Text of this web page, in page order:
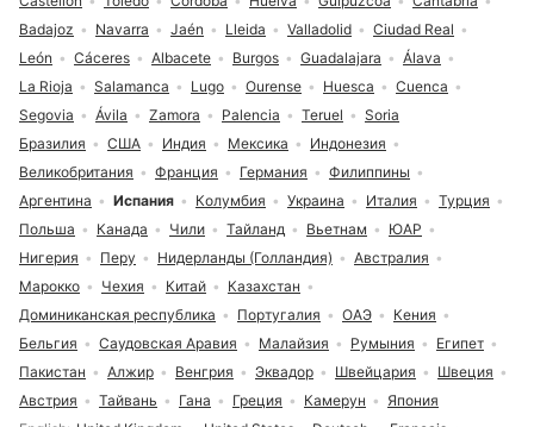
Бразилия США Индия Мексика
Индонезия
Великобритания
Франция Германия
Филиппины
Аргентина
Испания Колумбия Украина Италия
Турция
Польша
Канада Чили Тайланд Вьетнам
ЮАР
Нигерия
Перу Нидерланды (Голландия)
Австралия
Марокко
Чехия Китай
Казахстан
Доминиканская республика
Португалия ОАЭ
Кения
Бельгия
Саудовская Аравия Малайзия Румыния
Египет
Пакистан
Алжир Венгрия Эквадор Швейцария
Швеция
Австрия
Тайвань Гана Греция Камерун Япония
Badajoz
Navarra Jaén Lleida Valladolid
Ciudad Real
León
Cáceres Albacete Burgos Guadalajara
Álava
La Rioja
Salamanca Lugo Ourense Huesca
Cuenca
Segovia
Ávila Zamora Palencia Teruel Soria